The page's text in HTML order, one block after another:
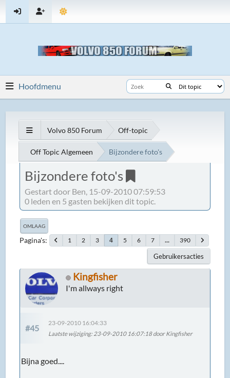
Hoofdmenu
Volvo 850 Forum Off-topic
Off Topic Algemeen Bijzondere foto's
Bijzondere foto's
Gestart door Ben, 15-09-2010 07:59:53
0 leden en 5 gasten bekijken dit topic.
OMLAAG
Pagina's 1 2 3 4 5 6 7 ... 390
Gebruikersacties
Kingfisher
I'm allways right
#45
23-09-2010 16:04:33
Laatste wijziging: 23-09-2010 16:07:18 door Kingfisher
Bijna goed....